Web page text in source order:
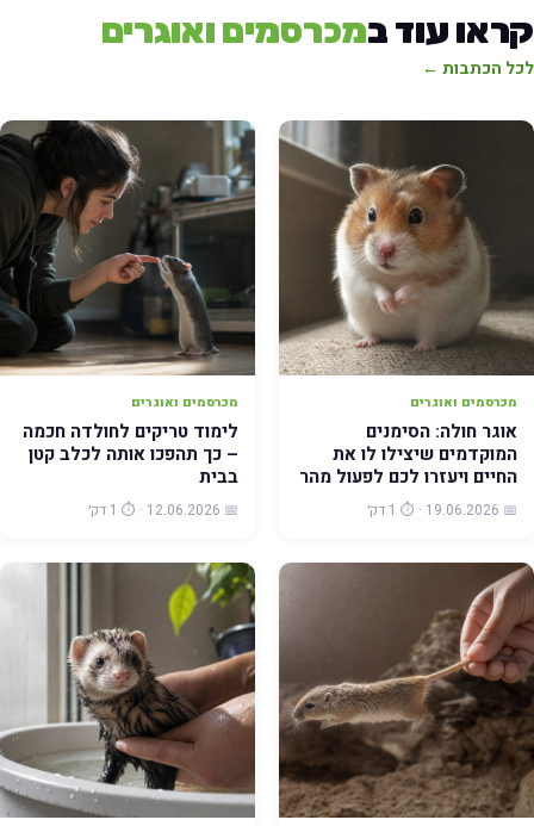
עוד במכרסמים ואוגרים
הכתבות ←
מכרסמים ואוגרים
אוגר חולה: הסימנים
המוקדמים שיצילו לו את
החיים ויעזרו לכם לפעול מהר
📅 19.06.2026 · ⏱️ 1 דק׳
מכרסמים ואוגרים
לימוד טריקים לחולדה חכמה
– כך תהפכו אותה לכלב קטן
בבית
📅 12.06.2026 · ⏱️ 1 דק׳